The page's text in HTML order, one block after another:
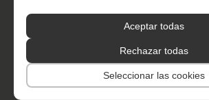
Aceptar todas
Rechazar todas
Seleccionar las cookies
Radio Nacional de
Ecuatorial
Haz click aquí para escuchar ahora
CATEGORÍAS